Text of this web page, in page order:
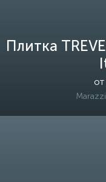
Плитка